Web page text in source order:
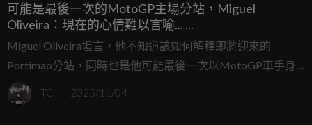
可能是最後一次的MotoGP主場分站，Miguel
Oliveira：現在的心情難以言喻... ...
Miguel Oliveira坦言，他不知道該如何解釋即將迎來的
Portimao分站，同時也是他可能最後一次以MotoGP車手身
分參加比賽周末的心情。
TC 2025/11/04